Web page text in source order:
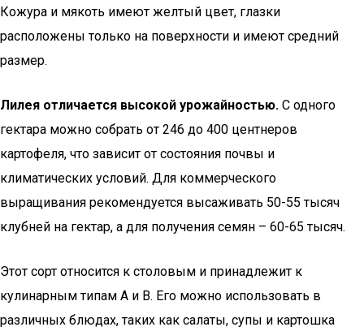
Кожура и мякоть имеют желтый цвет, глазки
расположены только на поверхности и имеют средний
размер.
Лилея отличается высокой урожайностью. С одного
гектара можно собрать от 246 до 400 центнеров
картофеля, что зависит от состояния почвы и
климатических условий. Для коммерческого
выращивания рекомендуется высаживать 50-55 тысяч
клубней на гектар, а для получения семян – 60-65 тысяч.
Этот сорт относится к столовым и принадлежит к
кулинарным типам A и B. Его можно использовать в
различных блюдах, таких как салаты, супы и картошка